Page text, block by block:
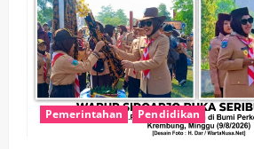
4
Ekonomi Hiburan
HOT NEWS:
Tumplek Blek di
Jambu, Borong
Nonton Jaranan!
wartanusa 4
Keagamaan
Pemerintahan Pendidikan